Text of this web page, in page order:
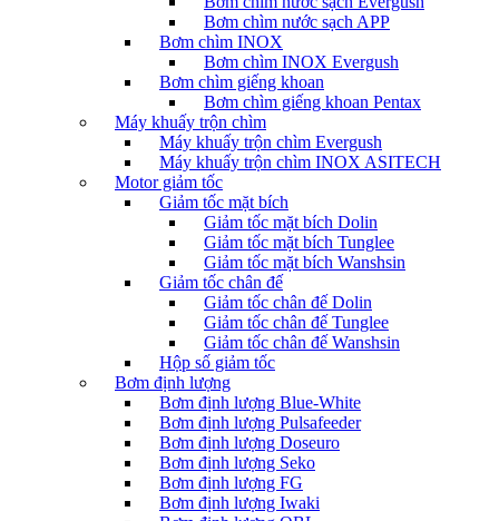
Bơm chìm nước sạch APP
Bơm chìm INOX
Bơm chìm INOX Evergush
Bơm chìm giếng khoan
Bơm chìm giếng khoan Pentax
Máy khuấy trộn chìm
Máy khuấy trộn chìm Evergush
Máy khuấy trộn chìm INOX ASITECH
Motor giảm tốc
Giảm tốc mặt bích
Giảm tốc mặt bích Dolin
Giảm tốc mặt bích Tunglee
Giảm tốc mặt bích Wanshsin
Giảm tốc chân đế
Giảm tốc chân đế Dolin
Giảm tốc chân đế Tunglee
Giảm tốc chân đế Wanshsin
Hộp số giảm tốc
Bơm định lượng
Bơm định lượng Blue-White
Bơm định lượng Pulsafeeder
Bơm định lượng Doseuro
Bơm định lượng Seko
Bơm định lượng FG
Bơm định lượng Iwaki